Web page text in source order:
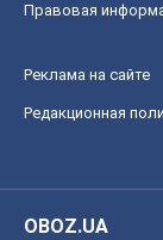
Правовая
Реклама на сайте
Редакционная
OBOZ.UA